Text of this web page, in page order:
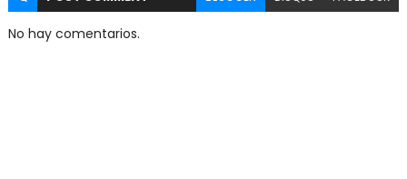
No hay comentarios.